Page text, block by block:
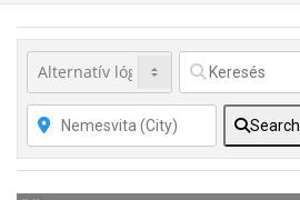
Search